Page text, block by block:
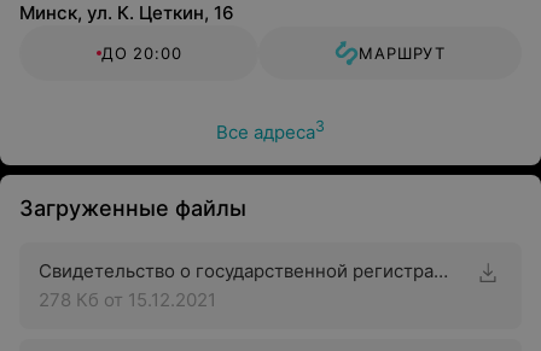
Минск, ул. К. Цеткин, 16
ДО 20:00 МАРШРУТ
Все адреса3
Загруженные файлы
Свидетельство о государственной регистрации
278 Кб от 15.12.2021